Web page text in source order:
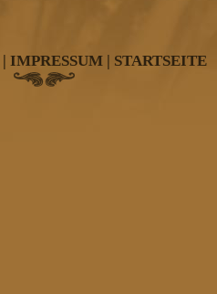
| IMPRESSUM | STARTSEITE